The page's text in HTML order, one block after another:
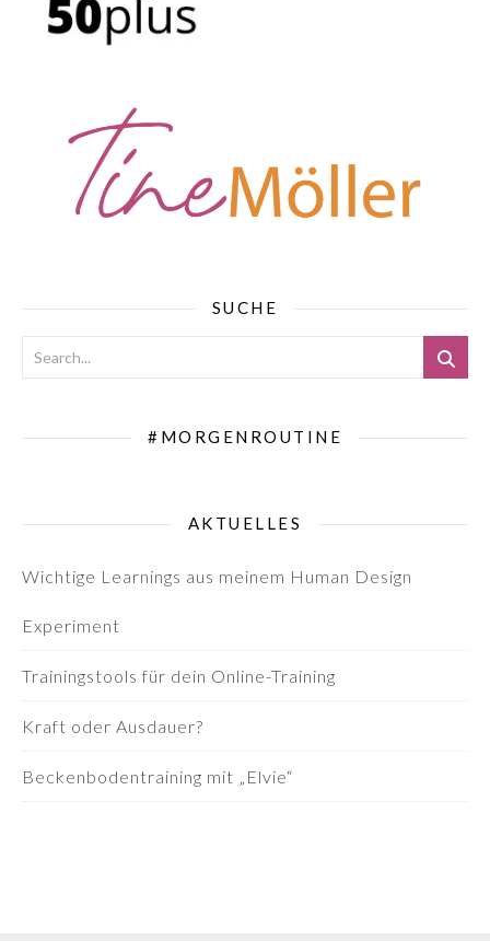
SUCHE
#MORGENROUTINE
AKTUELLES
Wichtige Learnings aus meinem Human Design
Experiment
Trainingstools für dein Online-Training
Kraft oder Ausdauer?
Beckenbodentraining mit „Elvie“